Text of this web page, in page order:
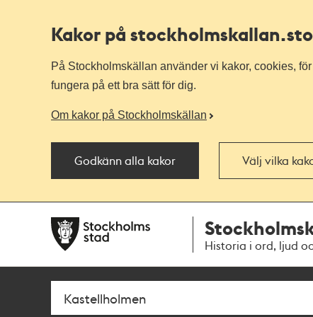
Kakor på stockholmskallan
På Stockholmskällan använder vi kakor, cookies,
fungera på ett bra sätt för dig.
Om kakor på Stockholmskällan
Godkänn alla kakor Välj vilka
navigationen
huvudinnehållet
Historia i ord, ljud
Sök